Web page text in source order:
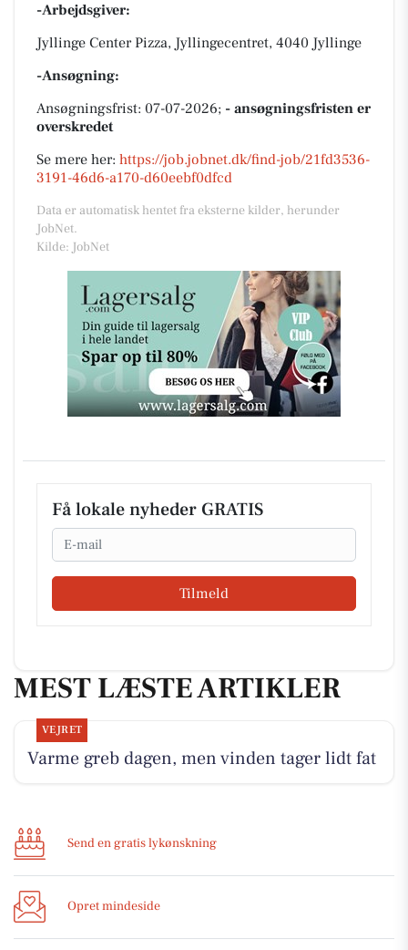
-Arbejdsgiver:
Jyllinge Center Pizza, Jyllingecentret, 4040 Jyllinge
-Ansøgning:
Ansøgningsfrist: 07-07-2026; - ansøgningsfristen er
overskredet
Se mere her: https://job.jobnet.dk/find-job/21fd3536-
3191-46d6-a170-d60eebf0dfcd
Data er automatisk hentet fra eksterne kilder, herunder
JobNet.
Kilde: JobNet
Få lokale nyheder GRATIS
Email
Tilmeld
MEST LÆSTE ARTIKLER
VEJRET
Varme greb dagen, men vinden tager lidt fat
Send en gratis lykønskning
Opret mindeside